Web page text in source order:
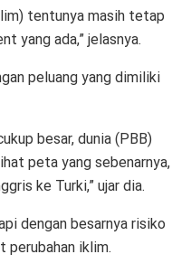
tentunya masih tetap
yang ada,” jelasnya.
peluang yang dimiliki
besar, dunia (PBB)
peta yang sebenarnya,
ke Turki,” ujar dia.
dengan besarnya risiko
perubahan iklim.